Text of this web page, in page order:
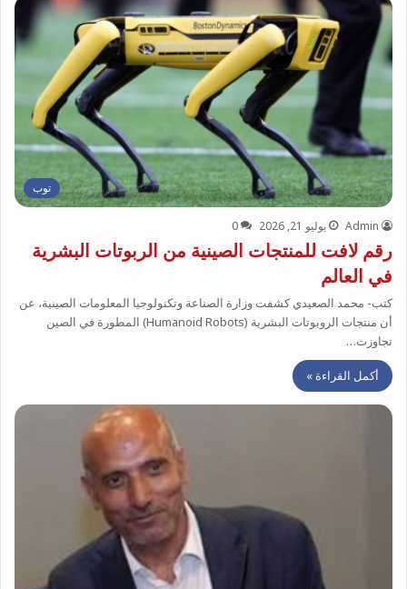
توب
Admin يوليو 21, 2026 0
رقم لافت للمنتجات الصينية من الربوتات البشرية
في العالم
كتب- محمد الصعيدي كشفت وزارة الصناعة وتكنولوجيا المعلومات الصينية، عن
أن منتجات الروبوتات البشرية (Humanoid Robots) المطورة في الصين
تجاوزت…
أكمل القراءة »